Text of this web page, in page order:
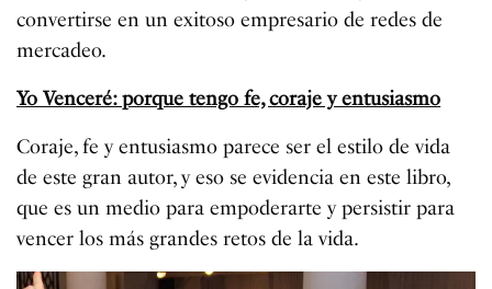
convertirse en un exitoso empresario de redes de
mercadeo.
Yo Venceré: porque tengo fe, coraje y entusiasmo
Coraje, fe y entusiasmo parece ser el estilo de vida
de este gran autor, y eso se evidencia en este libro,
que es un medio para empoderarte y persistir para
vencer los más grandes retos de la vida.